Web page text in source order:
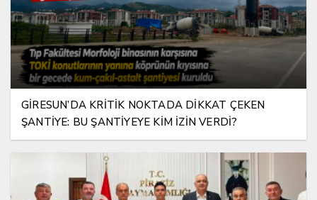
GİRESUN’DA KRİTİK NOKTADA DİKKAT ÇEKEN
ŞANTİYE: BU ŞANTİYEYE KİM İZİN VERDİ?